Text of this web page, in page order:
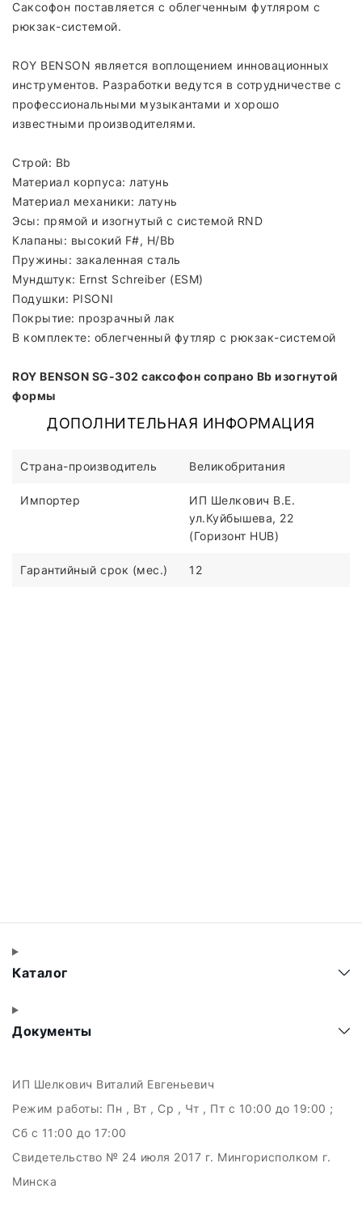
Саксофон поставляется с облегченным футляром с
рюкзак-системой.
ROY BENSON является воплощением инновационных
инструментов. Разработки ведутся в сотрудничестве с
профессиональными музыкантами и хорошо
известными производителями.
Строй: Bb
Материал корпуса: латунь
Материал механики: латунь
Эсы: прямой и изогнутый с системой RND
Клапаны: высокий F#, H/Bb
Пружины: закаленная сталь
Мундштук: Ernst Schreiber (ESM)
Подушки: PISONI
Покрытие: прозрачный лак
В комплекте: облегченный футляр с рюкзак-системой
ROY BENSON SG-302 саксофон сопрано Bb изогнутой
формы
ДОПОЛНИТЕЛЬНАЯ ИНФОРМАЦИЯ
Страна-производитель Великобритания
Импортер
ИП Шелкович В.Е.
ул.Куйбышева, 22
(Горизонт HUB)
Гарантийный срок (мес.) 12
Каталог
Документы
ИП Шелкович Виталий Евгеньевич
Режим работы: Пн , Вт , Ср , Чт , Пт c 10:00 до 19:00 ;
Сб c 11:00 до 17:00
Свидетельство № 24 июля 2017 г. Мингорисполком г.
Минска